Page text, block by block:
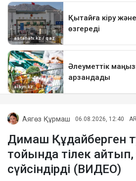
Аягөз Құрмаш 06.08.2026, 12:40
Димаш Құдайберген
тойында тілек
сүйсіндірді (ВИДЕО)